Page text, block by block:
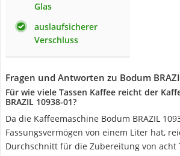
Glas
auslaufsicherer
Verschluss
Fragen und Antworten zu Bodum
Für wie viele Tassen Kaffee reicht der
BRAZIL 10938-01?
Da die Kaffeemaschine Bodum BRAZIL
Fassungsvermögen von einem Liter hat,
Durchschnitt für die Zubereitung von acht